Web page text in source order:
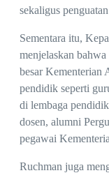
sekaligus
Sementara itu,
menjelaskan
besar Kementerian
pendidik seperti
di lembaga
dosen, alumni
pegawai
Ruchman juga